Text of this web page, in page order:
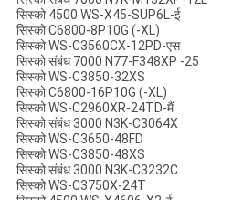
सिस्को 4500 WS-X45-SUP6L-ई
सिस्को C6800-8P10G (-XL)
सिस्को WS-C3560CX-12PD-एस
सिस्को संबंध 7000 N77-F348XP -25
सिस्को WS-C3850-32XS
सिस्को C6800-16P10G (-XL)
सिस्को WS-C2960XR-24TD-मैं
सिस्को संबंध 3000 N3K-C3064X
सिस्को WS-C3650-48FD
सिस्को WS-C3850-48XS
सिस्को संबंध 3000 N3K-C3232C
सिस्को WS-C3750X-24T